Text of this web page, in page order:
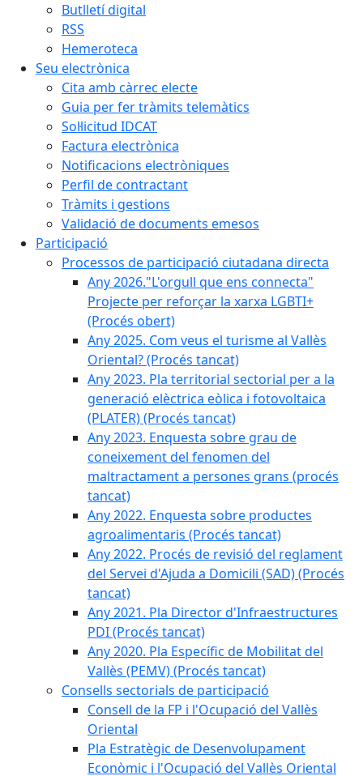
Butlletí digital
RSS
Hemeroteca
Seu electrònica
Cita amb càrrec electe
Guia per fer tràmits telemàtics
Sol·licitud IDCAT
Factura electrònica
Notificacions electròniques
Perfil de contractant
Tràmits i gestions
Validació de documents emesos
Participació
Processos de participació ciutadana directa
Any 2026."L'orgull que ens connecta"
Projecte per reforçar la xarxa LGBTI+
(Procés obert)
Any 2025. Com veus el turisme al Vallès
Oriental? (Procés tancat)
Any 2023. Pla territorial sectorial per a la
generació elèctrica eòlica i fotovoltaica
(PLATER) (Procés tancat)
Any 2023. Enquesta sobre grau de
coneixement del fenomen del
maltractament a persones grans (procés
tancat)
Any 2022. Enquesta sobre productes
agroalimentaris (Procés tancat)
Any 2022. Procés de revisió del reglament
del Servei d'Ajuda a Domicili (SAD) (Procés
tancat)
Any 2021. Pla Director d'Infraestructures
PDI (Procés tancat)
Any 2020. Pla Específic de Mobilitat del
Vallès (PEMV) (Procés tancat)
Consells sectorials de participació
Consell de la FP i l'Ocupació del Vallès
Oriental
Pla Estratègic de Desenvolupament
Econòmic i l'Ocupació del Vallès Oriental